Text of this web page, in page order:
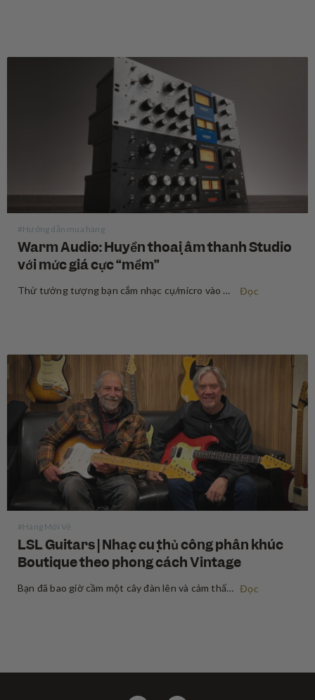
#Hướng dẫn mua hàng
Warm Audio: Huyền thoại âm thanh Studio
với mức giá cực “mềm”
Thử tưởng tượng bạn cắm nhạc cụ/micro vào một preamp và cảm nhận tín hiệu âm thanh thay đổi rõ rệt — dày dặn hơn, ấm áp hơn, đậm đà hơn — đúng chất âm trong những bản thu kinh điển truyền cảm hứng cho bạn chơi nhạc từ thuở… Đọc
#Hàng Mới Về
LSL Guitars | Nhạc cụ thủ công phân khúc
Boutique theo phong cách Vintage
Bạn đã bao giờ cầm một cây đàn lên và cảm thấy nhạc cụ đó khơi nguồn cảm hứng cho những câu riff và bài hát ngay khi vừa bắt đầu chơi chưa? Có một loại ma thuật đặc biệt chỉ tìm thấy ở những nhạc cụ vintage — một… Đọc